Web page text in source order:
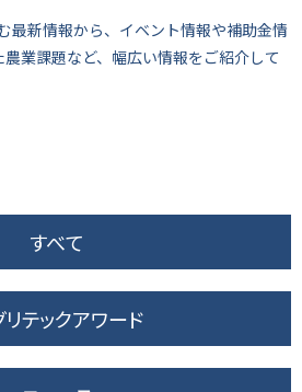
最新情報から、イベント情報や補助金情
業課題など、幅広い情報をご紹介して
すべて
リテックアワード